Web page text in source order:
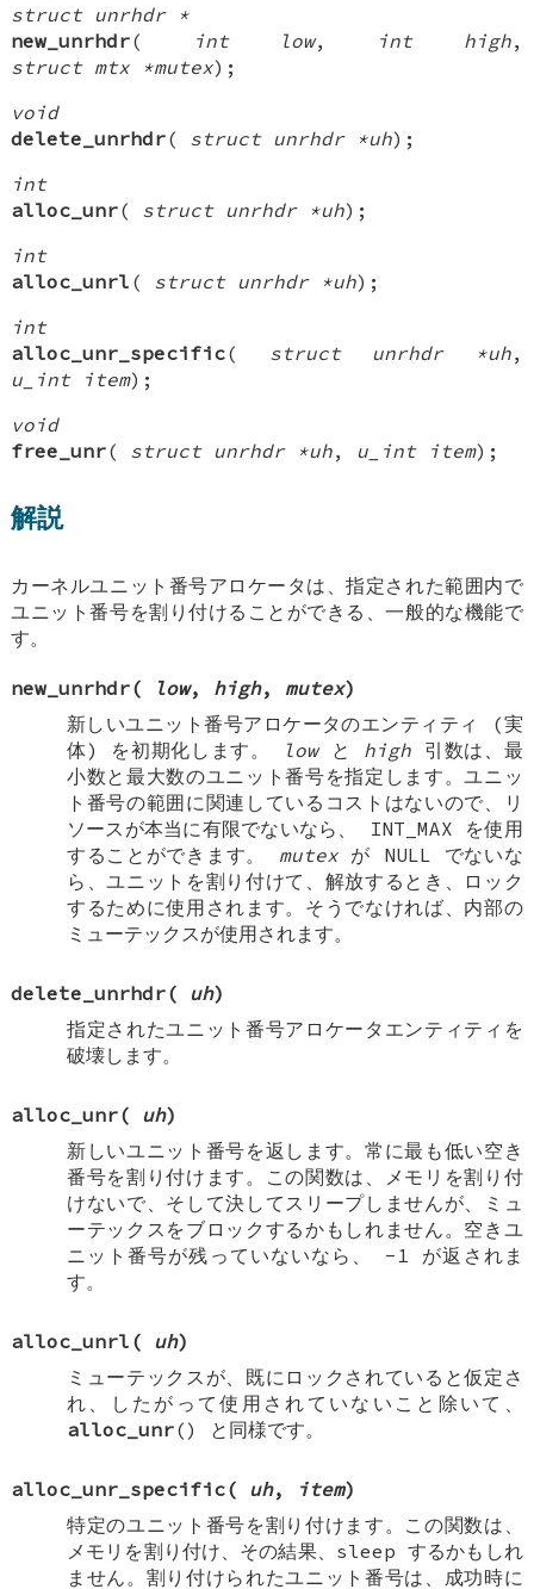
struct unrhdr *
new_unrhdr( int low, int high,
struct mtx *mutex);
void
delete_unrhdr( struct unrhdr *uh);
int
alloc_unr( struct unrhdr *uh);
int
alloc_unrl ( struct unrhdr *uh);
int
alloc_unr_specific( struct unrhdr *uh,
u_int item);
void
free_unr( struct unrhdr *uh, u_int item);
解説
カーネルユニット番号アロケータは、指定された範囲内で
ユニット番号を割り付けることができる、一般的な機能で
す。
new_unrhdr( low, high, mutex)
新しいユニット番号アロケータのエンティティ (実
体) を初期化します。
lowと high 引数は、最
小数と最大数のユニット番号を指定します。ユニッ
ト番号の範囲に関連しているコストはないので、リ
ソースが本当に有限でないなら、
INT_MAX を使用
することができます。 mutexが NULL でないな
ら、ユニットを割り付けて、解放するとき、ロック
するために使用されます。そうでなければ、内部の
ミューテックスが使用されます。
delete_unrhdr( uh)
指定されたユニット番号アロケータエンティティを
破壊します。
alloc_unr( uh)
新しいユニット番号を返します。常に最も低い空き
番号を割り付けます。この関数は、メモリを割り付
けないで、そして決してスリープしませんが、ミュ
ーテックスをブロックするかもしれません。空きユ
ニット番号が残っていないなら、 -1
が返されま
す。
alloc_unrl ( uh)
ミューテックスが、既にロックされていると仮定さ
れ、したがって使用されていないこと除いて、
alloc_unr() と同様です。
alloc_unr_specific( uh, item)
特定のユニット番号を割り付けます。この関数は、
メモリを割り付け、その結果、sleep するかもしれ
ません。割り付けられたユニット番号は、成功時に